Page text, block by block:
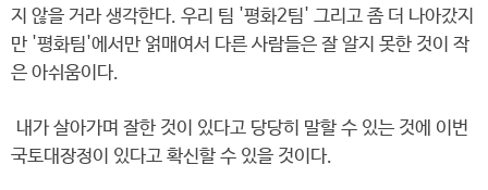
지 않을 거라 생각한다. 우리 팀 '평화2팀' 그리고 좀 더 나아갔지
만 '평화팀'에서만 얽매여서 다른 사람들은 잘 알지 못한 것이 작
은 아쉬움이다.
내가 살아가며 잘한 것이 있다고 당당히 말할 수 있는 것에 이번
국토대장정이 있다고 확신할 수 있을 것이다.